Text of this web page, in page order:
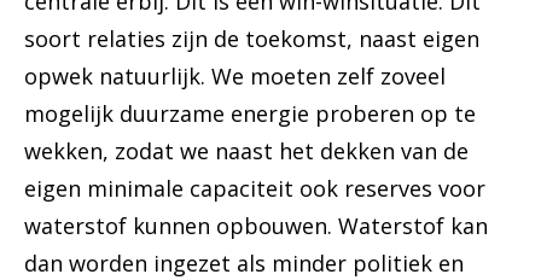
soort relaties zijn de toekomst, naast eigen
opwek natuurlijk. We moeten zelf zoveel
mogelijk duurzame energie proberen op te
wekken, zodat we naast het dekken van de
eigen minimale capaciteit ook reserves voor
waterstof kunnen opbouwen. Waterstof kan
dan worden ingezet als minder politiek en